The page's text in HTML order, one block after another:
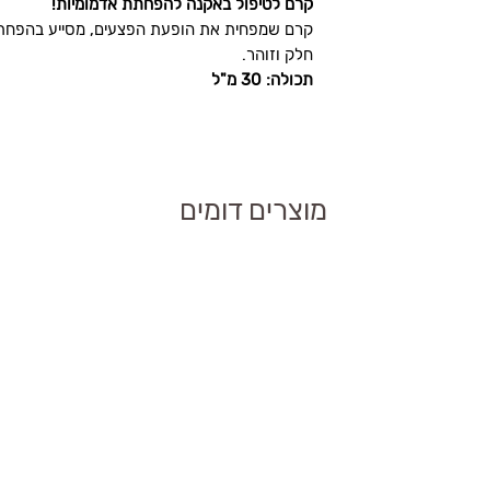
קרם לטיפול באקנה להפחתת אדמומיות!
קרם שמפחית את הופעת הפצעים, מסייע
חלק וזוהר.
תכולה: 30 מ"ל
מוצרים דומים